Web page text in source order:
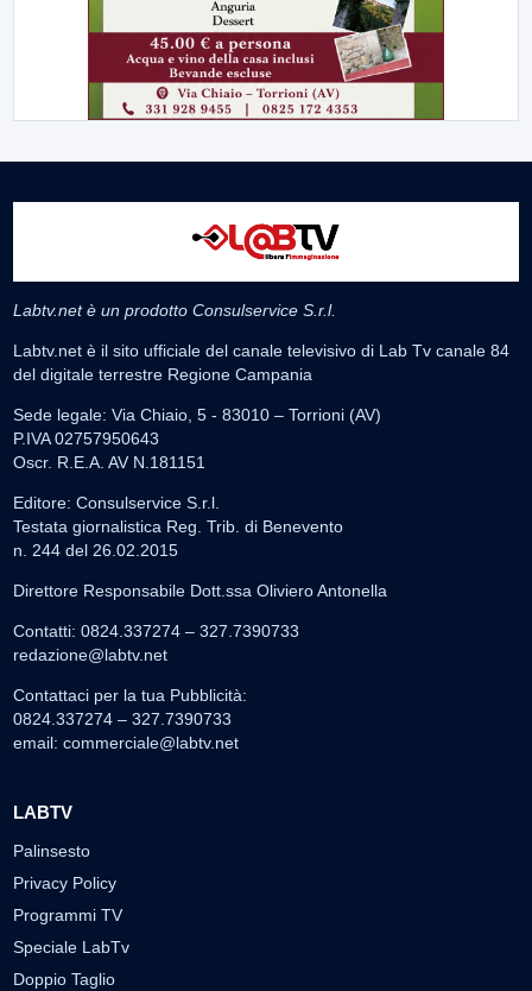
Labtv.net è un prodotto Consulservice S.r.l.
Labtv.net è il sito ufficiale del canale televisivo di Lab Tv canale 84
del digitale terrestre Regione Campania
Sede legale: Via Chiaio, 5 - 83010 – Torrioni (AV)
P.IVA 02757950643
Oscr. R.E.A. AV N.181151
Editore: Consulservice S.r.l.
Testata giornalistica Reg. Trib. di Benevento
n. 244 del 26.02.2015
Direttore Responsabile Dott.ssa Oliviero Antonella
Contatti: 0824.337274 – 327.7390733
redazione@labtv.net
Contattaci per la tua Pubblicità:
0824.337274 – 327.7390733
email: commerciale@labtv.net
LABTV
Palinsesto
Privacy Policy
Programmi TV
Speciale LabTv
Doppio Taglio